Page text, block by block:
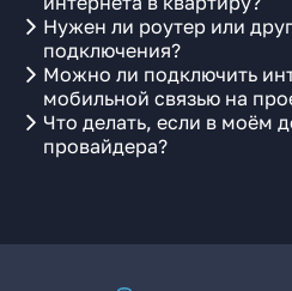
Нужен ли роутер или
подключения?
Можно ли подключить
мобильной связью на
Что делать, если в моём
провайдера?